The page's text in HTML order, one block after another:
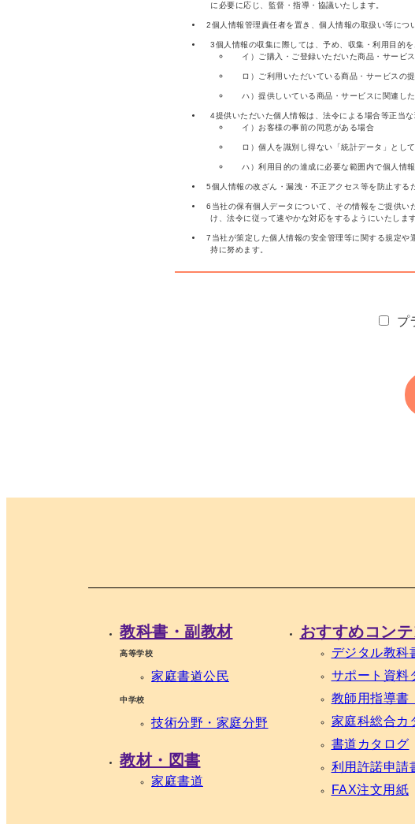
に必要に応じ、監督・指導・協議いたします。
2個人情報管理責任者を置き、個人情報の取扱い等につ
3個人情報の収集に際しては、予め、収集・利用目的
イ）ご購入・ご登録いただいた商品・サービ
ロ）ご利用いただいている商品・サービスの
ハ）提供しいている商品・サービスに関連し
4提供いただいた個人情報は、法令による場合等正当
イ）お客様の事前の同意がある場合
ロ）個人を識別し得ない「統計データ」とし
ハ）利用目的の達成に必要な範囲内で個人情
5個人情報の改ざん・漏洩・不正アクセス等を防止する
6当社の保有個人データについて、その情報をご提供
け、法令に従って速やかな対応をするようにいたします
7当社が策定した個人情報の安全管理等に関する規定
持に努めます。
プ
教科書・副教材
高等学校
家庭書道公民
中学校
技術分野・家庭分野
教材・図書
家庭書道
おすすめコン
デジタル教科
サポート資料
教師用指導
家庭科総合カ
書道カタログ
利用許諾申請
FAX注文用紙